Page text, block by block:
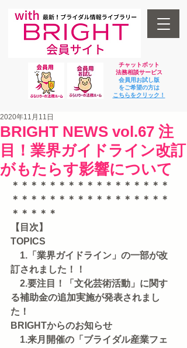
チャットボット
法務相談サービス
会員用お試し版
をご希望の方は
​こちらをクリック！
BRIGHT NEWS vol.67 注
目！業界ガイドライン改訂
がもたらす影響について
2020年11月11日
＊＊＊＊＊＊＊＊＊＊＊＊＊＊＊＊＊
＊＊＊＊＊＊＊＊＊＊＊＊＊＊＊＊＊
＊＊＊＊＊
【目次】
TOPICS
1.「業界ガイドライン」の一部が改
訂されました！！
2.要注目！「文化芸術活動」に関す
る補助金の追加実施が発表されまし
た！
BRIGHTからのお知らせ
1.来月開催の「ブライダル産業フェ